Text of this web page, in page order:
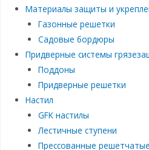
Материалы защиты и
Газонные решетки
Садовые бордюры
Придверные системы
Поддоны
Придверные решетки
Настил
GFK настилы
Лестичные ступени
Прессованные